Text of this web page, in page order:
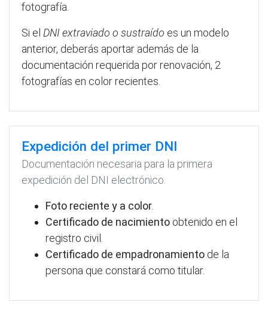
fotografía.
Si el DNI extraviado o sustraído es un modelo
anterior, deberás aportar además de la
documentación requerida por renovación, 2
fotografías en color recientes.
Expedición del primer DNI
Documentación necesaria para la primera
expedición del DNI electrónico:
Foto reciente y a color.
Certificado de nacimiento obtenido en el
registro civil.
Certificado de empadronamiento de la
persona que constará como titular.